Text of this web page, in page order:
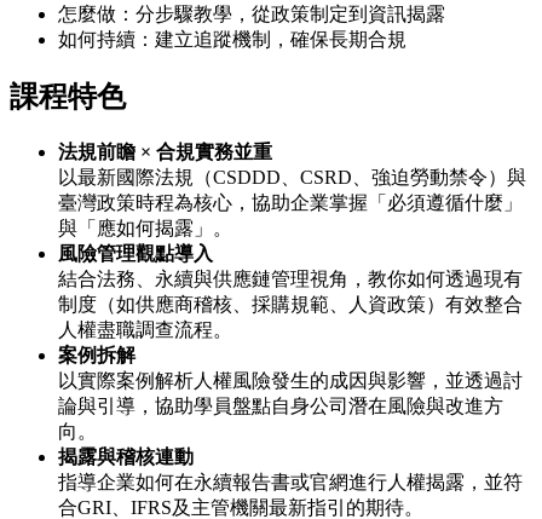
怎麼做：分步驟教學，從政策制定到資訊揭露
如何持續：建立追蹤機制，確保長期合規
課程特色
法規前瞻 × 合規實務並重
以最新國際法規（CSDDD、CSRD、強迫勞動禁令）與
臺灣政策時程為核心，協助企業掌握「必須遵循什麼」
與「應如何揭露」。
風險管理觀點導入
結合法務、永續與供應鏈管理視角，教你如何透過現有
制度（如供應商稽核、採購規範、人資政策）有效整合
人權盡職調查流程。
案例拆解
以實際案例解析人權風險發生的成因與影響，並透過討
論與引導，協助學員盤點自身公司潛在風險與改進方
向。
揭露與稽核連動
指導企業如何在永續報告書或官網進行人權揭露，並符
合GRI、IFRS及主管機關最新指引的期待。